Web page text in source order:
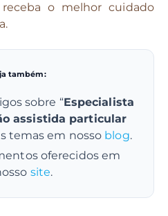
o melhor cuidado
também:
sobre “Especialista
assistida particular
temas em nosso blog.
oferecidos em
site.